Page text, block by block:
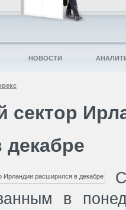
сектор
в
НОВОСТИ